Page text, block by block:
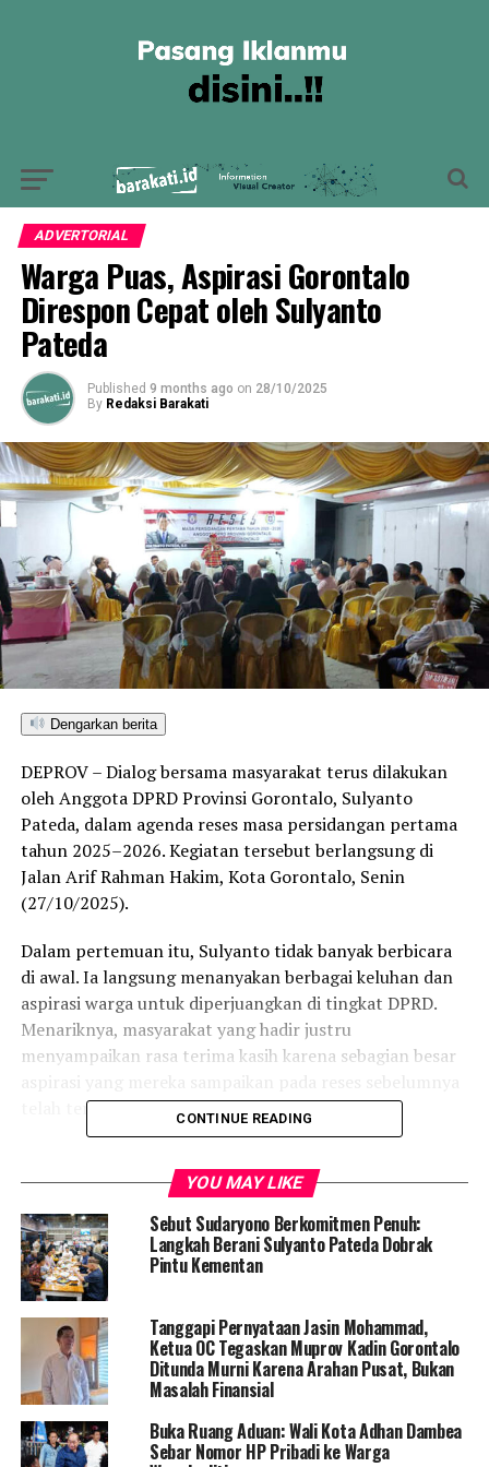
ADVERTORIAL
Warga Puas, Aspirasi Gorontalo
Direspon Cepat oleh Sulyanto
Pateda
Published 9 months ago on 28/10/2025
By Redaksi Barakati
Dengarkan berita
DEPROV – Dialog bersama masyarakat terus dilakukan
oleh Anggota DPRD Provinsi Gorontalo, Sulyanto
Pateda, dalam agenda reses masa persidangan pertama
tahun 2025–2026. Kegiatan tersebut berlangsung di
Jalan Arif Rahman Hakim, Kota Gorontalo, Senin
(27/10/2025).
Dalam pertemuan itu, Sulyanto tidak banyak berbicara
di awal. Ia langsung menanyakan berbagai keluhan dan
aspirasi warga untuk diperjuangkan di tingkat DPRD.
Menariknya, masyarakat yang hadir justru
menyampaikan rasa terima kasih karena sebagian besar
telah terealisasi.
saya terima, Pak,” ujar salah seorang warga.
Sulyanto mengungkapkan bahwa pada tahun
sebelumnya ia telah menyalurkan bantuan sebesar
sekitar Rp3 miliar untuk masyarakat Kota Gorontalo.
Bantuan tersebut meliputi program UMKM, beasiswa
pendidikan, serta berbagai bentuk bantuan sosial
lainnya.
Menurutnya, program bantuan UMKM tahun lalu
memberikan dana sebesar Rp1 juta per usaha. Namun,
pada tahun depan, nominal bantuan akan ditingkatkan
CONTINUE READING
YOU MAY LIKE
Sebut Sudaryono Berkomitmen Penuh:
Langkah Berani Sulyanto Pateda Dobrak
Pintu Kementan
Tanggapi Pernyataan Jasin Mohammad,
Ketua OC Tegaskan Muprov Kadin Gorontalo
Ditunda Murni Karena Arahan Pusat, Bukan
Masalah Finansial
Buka Ruang Aduan: Wali Kota Adhan Dambea
Sebar Nomor HP Pribadi ke Warga